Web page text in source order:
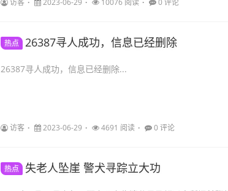
访客 2023-06-29 10076 阅读 0 评论
热点 26387寻人成功，信息已经删除
26387寻人成功，信息已经删除...
访客 2023-06-29 4691 阅读 0 评论
热点 失老人坠崖 警犬寻踪立大功